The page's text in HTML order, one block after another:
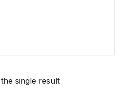
single result